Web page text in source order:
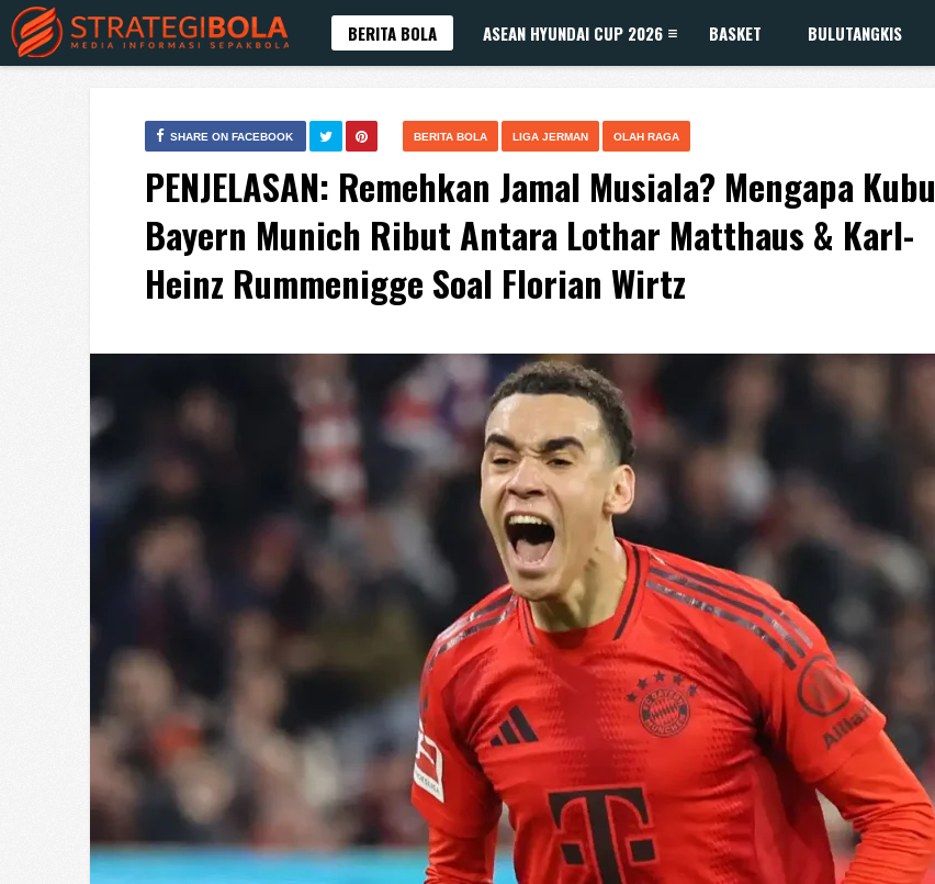
BERITA BOLA ASEAN HYUNDAI CUP 2026 BASKET BULUTANGKIS
BERITA BOLA LIGA JERMAN OLAH RAGA
SHARE ON FACEBOOK
PENJELASAN: Remehkan Jamal Musiala? Mengapa Kubu
Bayern Munich Ribut Antara Lothar Matthaus & Karl-
Heinz Rummenigge Soal Florian Wirtz